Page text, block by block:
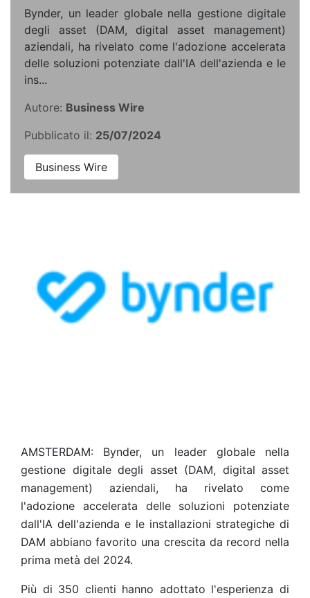
Bynder, un leader globale nella gestione digitale
degli asset (DAM, digital asset management)
aziendali, ha rivelato come l'adozione accelerata
delle soluzioni potenziate dall'IA dell'azienda e le
ins...
Autore: Business Wire
Pubblicato il: 25/07/2024
Business Wire
AMSTERDAM: Bynder, un leader globale nella
gestione digitale degli asset (DAM, digital asset
management) aziendali, ha rivelato come
l'adozione accelerata delle soluzioni potenziate
dall'IA dell'azienda e le installazioni strategiche di
DAM abbiano favorito una crescita da record nella
prima metà del 2024.
Più di 350 clienti hanno adottato l'esperienza di